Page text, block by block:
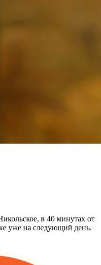
в 40 минутах от
уже на следующий день.